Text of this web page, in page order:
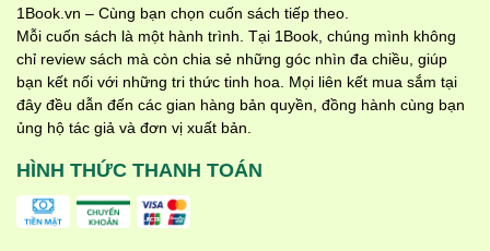
👉Đặt mua Combo Ôn Hè QBooks tại Shopee Mall:
https://s.shopee.vn/50VIrtbK8T
1Book.vn – Cùng bạn chọn cuốn sách tiếp theo.
Mỗi cuốn sách là một hành trình. Tại 1Book, chúng mình không
chỉ review sách mà còn chia sẻ những góc nhìn đa chiều, giúp
bạn kết nối với những tri thức tinh hoa. Mọi liên kết mua sắm tại
đây đều dẫn đến các gian hàng bản quyền, đồng hành cùng bạn
ủng hộ tác giả và đơn vị xuất bản.
HÌNH THỨC THANH TOÁN